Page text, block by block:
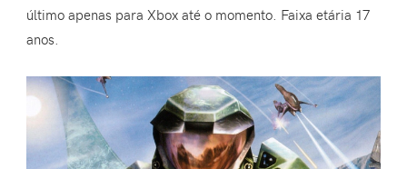
último apenas para Xbox até o momento. Faixa etária 17
anos.